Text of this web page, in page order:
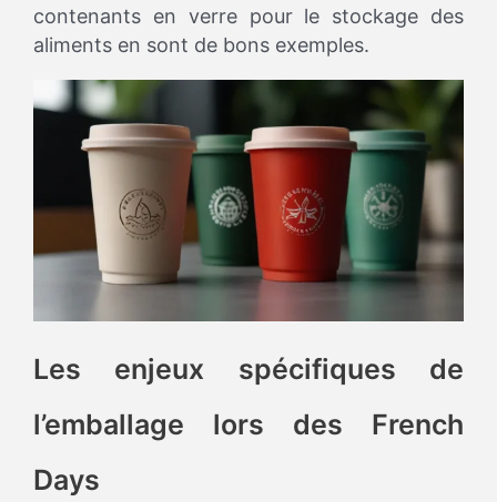
contenants en verre pour le stockage des
aliments en sont de bons exemples.
Les enjeux spécifiques de
l’emballage lors des French
Days